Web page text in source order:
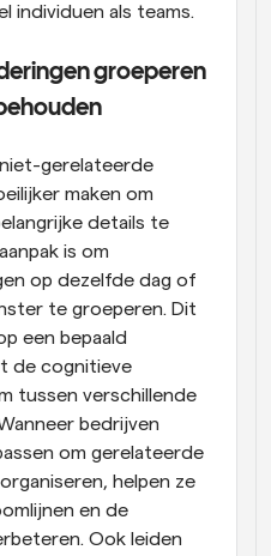
individuen als teams.
groeperen
gerelateerde
maken om
details te
is om
op dezelfde dag of
te groeperen. Dit
een bepaald
de cognitieve
tussen verschillende
bedrijven
om gerelateerde
helpen ze
en de
Ook leiden